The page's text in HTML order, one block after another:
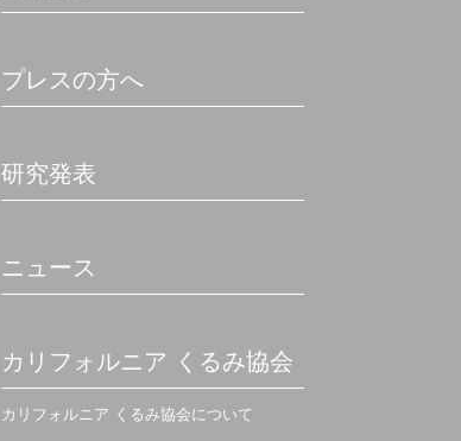
プレスの方へ
研究発表
ニュース
カリフォルニア くるみ協会
カリフォルニア くるみ協会について